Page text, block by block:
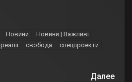
Новини
Новини | Важливі
реалії свобода
спецпроекти
Далее